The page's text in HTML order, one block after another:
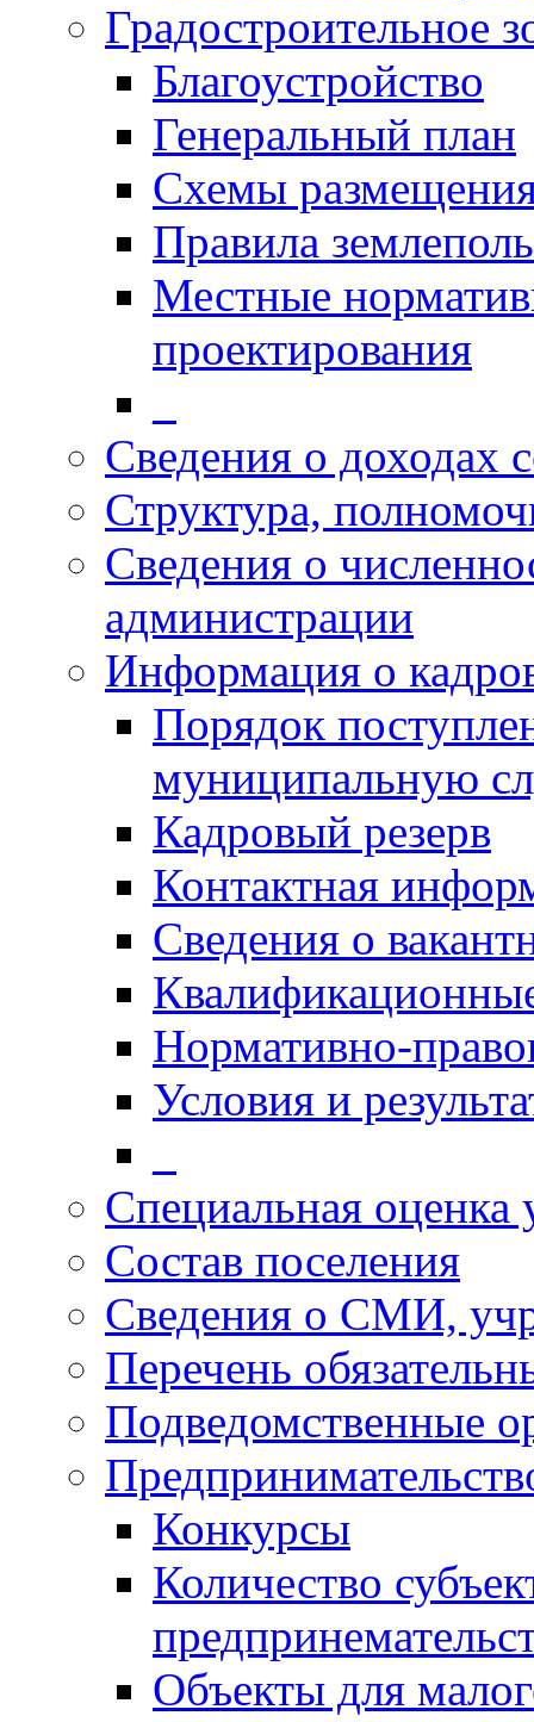
Градостроительное
Благоустройство
Генеральный план
Схемы
Правила
Местные
проектирования
Сведения о доходах
Структура,
Сведения о
администрации
Информация о
Порядок
муниципальную
Кадровый резерв
Контактная
Сведения о
Нормативно-
Условия и
Специальная оценка
Состав поселения
Сведения о СМИ,
Перечень
Подведомственные
Конкурсы
Количество
Объекты для